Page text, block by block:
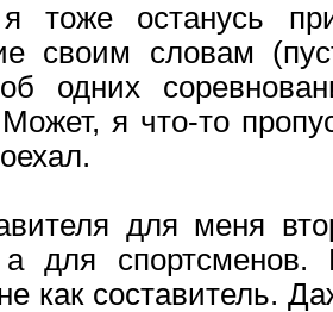
тоже останусь
своим словам
одних
Может, я что-то
для меня
а для
как составитель.